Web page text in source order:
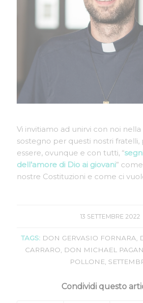
Vi invitiamo ad unirvi con noi
sostegno per questi nostri fratelli,
essere, ovunque e con tutti, “
dell’amore di Dio ai giovani”
nostre Costituzioni e come ci
13 SETTEMBRE 2022
TAGS: DON GERVASIO FORNARA
CARRARO
DON MICHAEL
POLLONE
Condividi questo